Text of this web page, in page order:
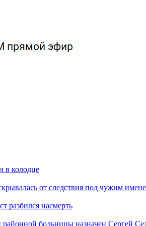
в колодце
от следствия под чужим
разбился насмерть
районной больницы назначен Сергей